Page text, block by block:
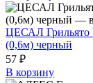
ЦЕСАЛ Грильято
(0,6м) черный
57 ₽
В корзину